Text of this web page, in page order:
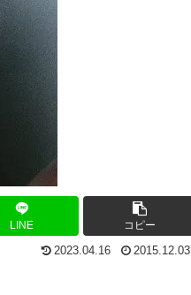
LINE コピー
2023.04.16 2015.12.03